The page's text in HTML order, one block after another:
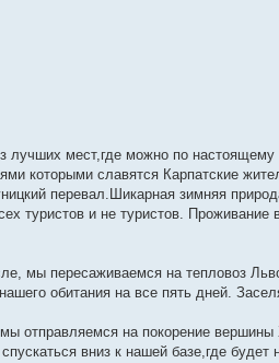
мест,где можно по настоящему
которыми славятся Карпатские
перевал.Шикарная зимняя
туристов и не туристов.
мы пересаживаемся на тепловоз
обитания на все пять дней.
отправляемся на покорение
вниз к нашей базе,где